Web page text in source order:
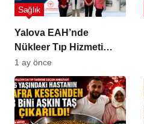
Yalova EAH’nde
Nükleer Tıp Hizmeti
Resmen Başladı
Sağlık
1 ay önce